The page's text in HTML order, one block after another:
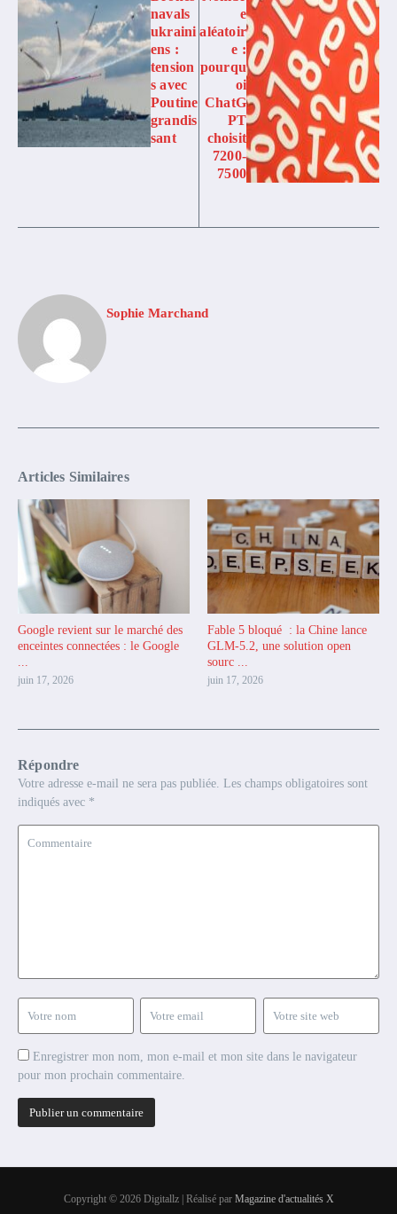
navals
ukraini
ens :
tension
s avec
Poutine
grandis
sant
e
aléatoir
e :
pourqu
oi
ChatG
PT
choisit
7200-
7500
Sophie Marchand
Articles Similaires
Google revient sur le marché des
enceintes connectées : le Google
...
juin 17, 2026
Fable 5 bloqué : la Chine lance
GLM-5.2, une solution open
sourc ...
juin 17, 2026
Répondre
Votre adresse e-mail ne sera pas publiée. Les champs obligatoires sont
indiqués avec *
Enregistrer mon nom, mon e-mail et mon site dans le navigateur
pour mon prochain commentaire.
Copyright © 2026 Digitallz | Réalisé par Magazine d'actualités X